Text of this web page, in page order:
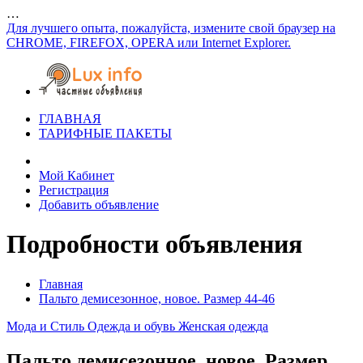
…
Для лучшего опыта, пожалуйста, измените свой браузер на
CHROME, FIREFOX, OPERA или Internet Explorer.
ГЛАВНАЯ
ТАРИФНЫЕ ПАКЕТЫ
Мой Кабинет
Регистрация
Добавить объявление
Подробности объявления
Главная
Пальто демисезонное, новое. Размер 44-46
Мода и Стиль Одежда и обувь Женская одежда